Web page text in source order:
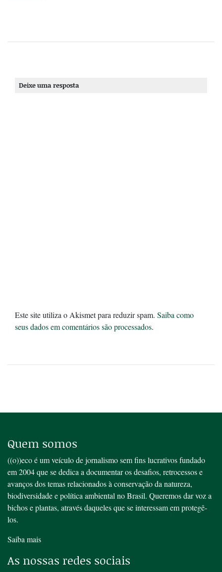
Deixe uma resposta
Este site utiliza o Akismet para reduzir spam. Saiba como
seus dados em comentários são processados.
Quem somos
((o))eco é um veículo de jornalismo sem fins lucrativos fundado
em 2004 que se dedica a documentar os desafios, retrocessos e
avanços dos temas relacionados à conservação da natureza,
biodiversidade e política ambiental no Brasil. Queremos dar voz a
bichos e plantas, através daqueles que se interessam em protegê-
los.
Saiba mais
As nossas redes sociais